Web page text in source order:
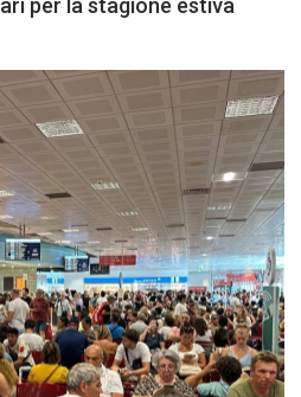
per la stagione estiva